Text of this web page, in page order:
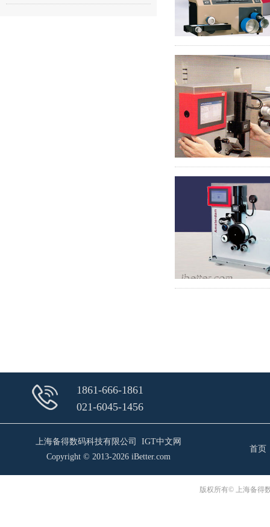
1861-666-1861
021-6045-1456
上海备得数码科技有限公司 IGT中文网
Copyright © 2013-2026 iBetter.com
首页
版权所有© 上海备得